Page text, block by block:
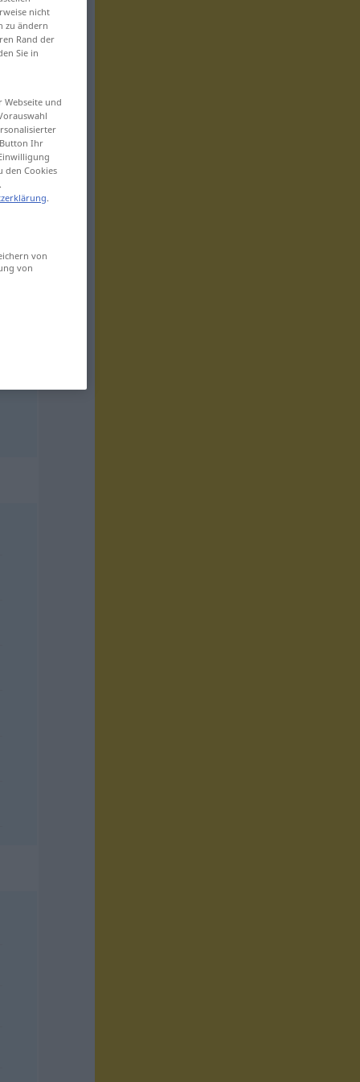
nicht
zu ändern
Rand der
Sie in
und
Ihr
den Cookies
.
von
von